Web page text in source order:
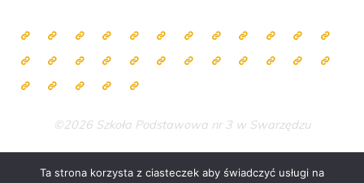
©2026 Szkoła Podstawowa nr 3 w Swarzędzu
Ta strona korzysta z ciasteczek aby świadczyć usługi na